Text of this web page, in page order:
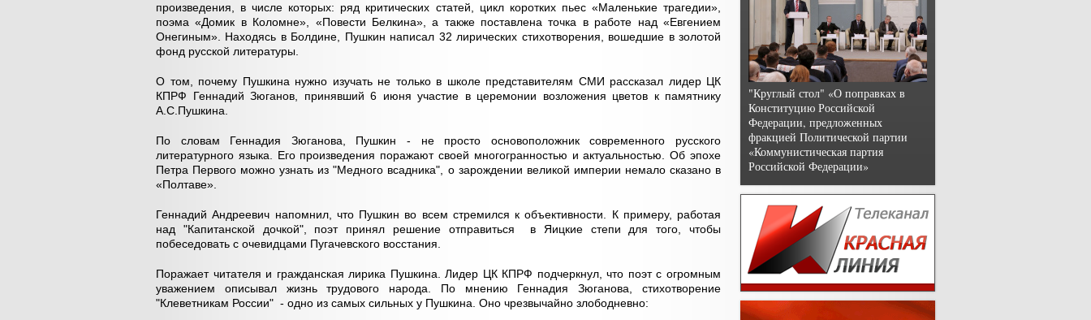
произведения, в числе которых: ряд критических статей, цикл коротких пьес «Маленькие трагедии»,
поэма «Домик в Коломне», «Повести Белкина», а также поставлена точка в работе над «Евгением
Онегиным». Находясь в Болдине, Пушкин написал 32 лирических стихотворения, вошедшие в золотой
фонд русской литературы.
О том, почему Пушкина нужно изучать не только в школе представителям СМИ рассказал лидер ЦК
КПРФ Геннадий Зюганов, принявший 6 июня участие в церемонии возложения цветов к памятнику
А.С.Пушкина.
По словам Геннадия Зюганова, Пушкин - не просто основоположник современного русского
литературного языка. Его произведения поражают своей многогранностью и актуальностью. Об эпохе
Петра Первого можно узнать из "Медного всадника", о зарождении великой империи немало сказано в
«Полтаве».
Геннадий Андреевич напомнил, что Пушкин во всем стремился к объективности. К примеру, работая
над "Капитанской дочкой", поэт принял решение отправиться в Яицкие степи для того, чтобы
побеседовать с очевидцами Пугачевского восстания.
Поражает читателя и гражданская лирика Пушкина. Лидер ЦК КПРФ подчеркнул, что поэт с огромным
уважением описывал жизнь трудового народа. По мнению Геннадия Зюганова, стихотворение
"Клеветникам России" - одно из самых сильных у Пушкина. Оно чрезвычайно злободневно:
"Круглый стол" «О поправках в
Конституцию Российской
Федерации, предложенных
фракцией Политической партии
«Коммунистическая партия
Российской Федерации»